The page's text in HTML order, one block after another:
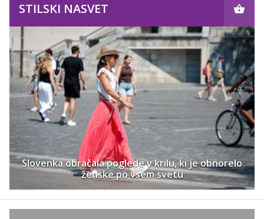
STILSKI NASVET
Slovenka obračala poglede v krilu, ki je obnorelo
ženske po vsem svetu